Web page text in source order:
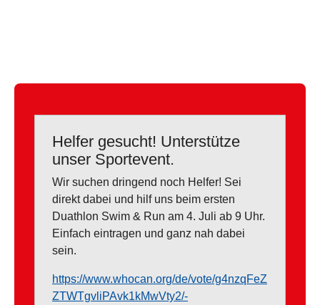
Helfer gesucht! Unterstütze
unser Sportevent.
Wir suchen dringend noch Helfer! Sei
direkt dabei und hilf uns beim ersten
Duathlon Swim & Run am 4. Juli ab 9 Uhr.
Einfach eintragen und ganz nah dabei
sein.
https://www.whocan.org/de/vote/g4nzqFeZ
ZTWTgvliPAvk1kMwVty2/-